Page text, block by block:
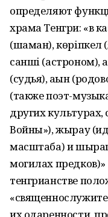
определяют
храма Тенгри: «в
(шаман), көріпкел
санші (астроном),
(судья), ақын
(также поэт-
других культурах,
Войны»), жырау
масштаба) и
могилах
тенгрианстве